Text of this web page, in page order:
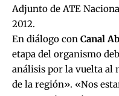
Adjunto de ATE
2012.
En diálogo con Canal
etapa del organismo
análisis por la vuelta al
de la región». «Nos